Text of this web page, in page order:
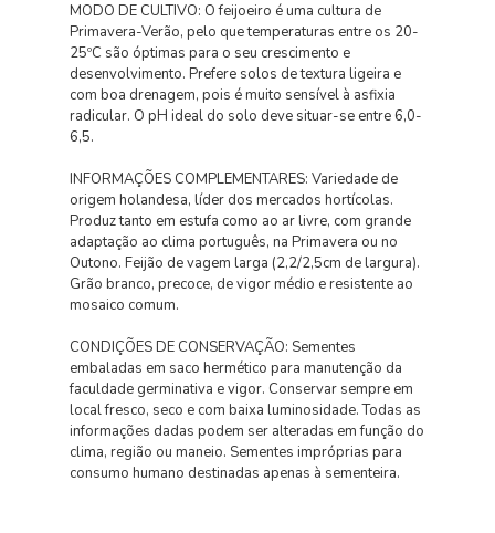
MODO DE CULTIVO: O feijoeiro é uma cultura de
Primavera-Verão, pelo que temperaturas entre os 20-
25ºC são óptimas para o seu crescimento e
desenvolvimento. Prefere solos de textura ligeira e
com boa drenagem, pois é muito sensível à asfixia
radicular. O pH ideal do solo deve situar-se entre 6,0-
6,5.
INFORMAÇÕES COMPLEMENTARES: Variedade de
origem holandesa, líder dos mercados hortícolas.
Produz tanto em estufa como ao ar livre, com grande
adaptação ao clima português, na Primavera ou no
Outono. Feijão de vagem larga (2,2/2,5cm de largura).
Grão branco, precoce, de vigor médio e resistente ao
mosaico comum.
CONDIÇÕES DE CONSERVAÇÃO: Sementes
embaladas em saco hermético para manutenção da
faculdade germinativa e vigor. Conservar sempre em
local fresco, seco e com baixa luminosidade. Todas as
informações dadas podem ser alteradas em função do
clima, região ou maneio. Sementes impróprias para
consumo humano destinadas apenas à sementeira.